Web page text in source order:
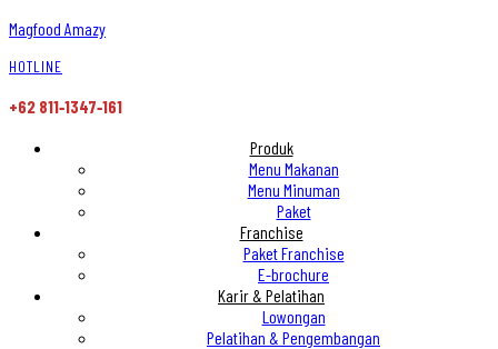
Magfood Amazy
HOTLINE
+62 811‑1347‑161
Produk
Menu Makanan
Menu Minuman
Paket
Franchise
Paket Franchise
E-brochure
Karir & Pelatihan
Lowongan
Pelatihan & Pengembangan